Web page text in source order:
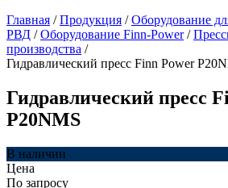
Главная /Продукция /Оборудование
РВД /Оборудование Finn-Power/
производства /
Гидравлический пресс Finn Power
Гидравлический пресс
P20NMS
В наличии
Цена
По запросу